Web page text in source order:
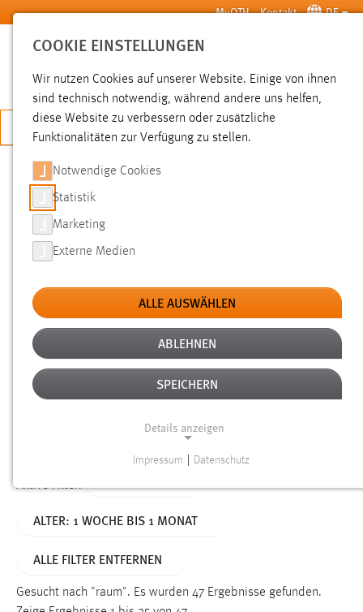
Zum Hauptinhalt springen MyOTH Kontakt DE
SUCHE
JETZT BEWERBEN
SUCHE
FILTER
Typ
Erstellungsdatum
Alter
Aktive Filter:
ALTER: 1 WOCHE BIS 1 MONAT
ALLE FILTER ENTFERNEN
Gesucht nach "raum". Es wurden 47 Ergebnisse gefunden.
COOKIE EINSTELLUNGEN
Wir nutzen Cookies auf unserer Website. Einige von ihnen
sind technisch notwendig, während andere uns helfen,
diese Website zu verbessern oder zusätzliche
Funktionalitäten zur Verfügung zu stellen.
Notwendige Cookies
Statistik
Marketing
Externe Medien
ALLE AUSWÄHLEN
ABLEHNEN
SPEICHERN
Details anzeigen
Funktionen und sind für die einwandfreie Funktion der
Impressum Datenschutz